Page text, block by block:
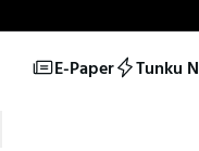
E-Paper Tunku